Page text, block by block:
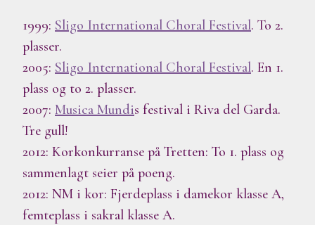
1999: Sligo International Choral Festival. To 2.
plasser.
2005: Sligo International Choral Festival. En 1.
plass og to 2. plasser.
2007: Musica Mundis festival i Riva del Garda.
Tre gull!
2012: Korkonkurranse på Tretten: To 1. plass og
sammenlagt seier på poeng.
2012: NM i kor: Fjerdeplass i damekor klasse A,
femteplass i sakral klasse A.